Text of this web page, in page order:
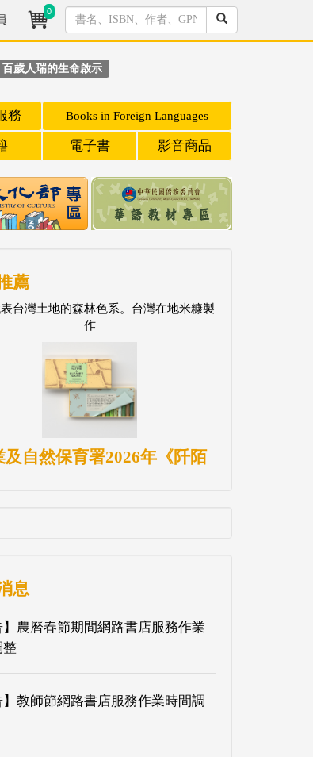
0
百歲人瑞的生命啟示
務 Books in Foreign Languages
電子書 影音商品
薦
台灣土地的森林色系。台灣在地米糠製
作
及自然保育署2026年《阡陌
息
】農曆春節期間網路書店服務作業
整
】教師節網路書店服務作業時間調